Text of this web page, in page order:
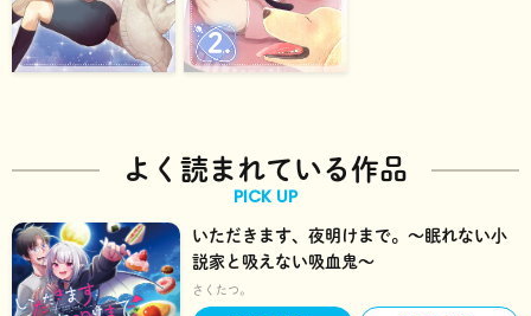
よく読まれている作品
PICK UP
いただきます、夜明けまで。～眠れない小
説家と吸えない吸血鬼～
さくたつ。